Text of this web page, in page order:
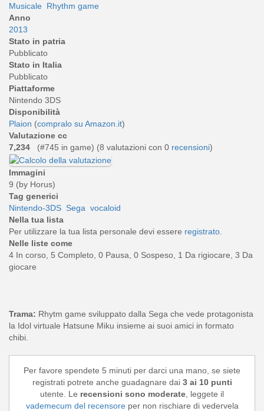
Musicale Rhythm game
Anno
2013
Stato in patria
Pubblicato
Stato in Italia
Pubblicato
Piattaforme
Nintendo 3DS
Disponibilità
Plaion (compralo su Amazon.it)
Valutazione cc
7,234
(#745 in game) (8 valutazioni con 0 recensioni)
Immagini
9 (by Horus)
Tag generici
Nintendo-3DS Sega vocaloid
Nella tua lista
Per utilizzare la tua lista personale devi essere registrato
Nelle liste come
4 In corso, 5 Completo, 0 Pausa, 0 Sospeso, 1 Da rigiocare, 3 Da
giocare
Trama: Rhytm game sviluppato dalla Sega che vede protagonista
la Idol virtuale Hatsune Miku insieme ai suoi amici in formato
chibi.
Per favore spendete 5 minuti per darci una mano, se siete
registrati potrete anche guadagnare dai 3 ai 10 punti
utente. Le recensioni sono moderate , leggete il
vademecum del recensoreper non rischiare di vedervela